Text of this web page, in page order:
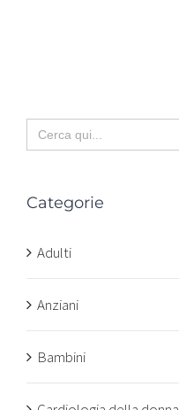
Search
for:
Categorie
Adulti
Anziani
Bambini